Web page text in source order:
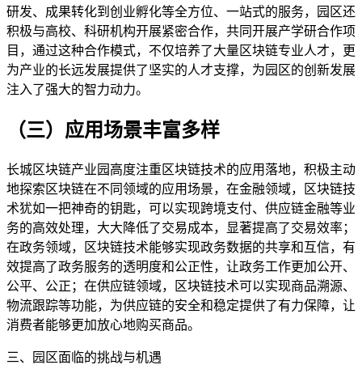
研发、成果转化到创业孵化等全方位、一站式的服务，园区还
积极与高校、科研机构开展紧密合作，共同开展产学研合作项
目，通过这种合作模式，不仅培养了大量区块链专业人才，更
为产业的长远发展提供了坚实的人才支撑，为园区的创新发展
注入了强大的智力动力。
（三）应用场景丰富多样
长城区块链产业园高度注重区块链技术的应用落地，积极主动
地探索区块链在不同领域的应用场景，在金融领域，区块链技
术犹如一把神奇的钥匙，可以实现跨境支付、供应链金融等业
务的高效处理，大大降低了交易成本，显著提高了交易效率；
在政务领域，区块链技术能够实现政务数据的共享和互信，有
效提高了政务服务的透明度和公正性，让政务工作更加公开、
公平、公正；在供应链领域，区块链技术可以实现商品溯源、
物流跟踪等功能，为供应链的安全和稳定提供了有力保障，让
消费者能够更加放心地购买商品。
三、园区面临的挑战与机遇